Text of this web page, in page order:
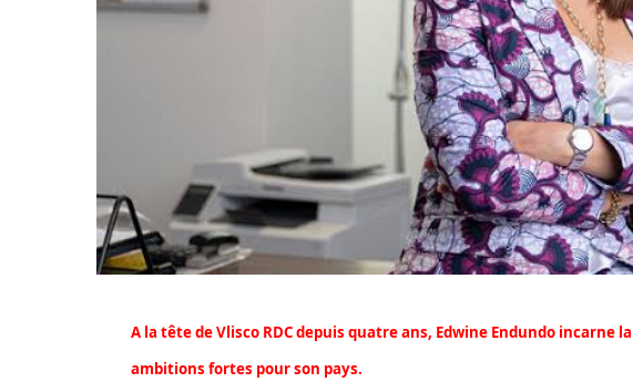
A la tête de Vlisco RDC depuis quatre ans, Edwine Endundo
ambitions fortes pour son pays.